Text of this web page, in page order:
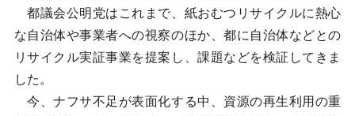
都議会公明党はこれまで、紙おむつリサイクルに熱心
な自治体や事業者への視察のほか、都に自治体などとの
リサイクル実証事業を提案し、課題などを検証してきま
した。
今、ナフサ不足が表面化する中、資源の再生利用の重